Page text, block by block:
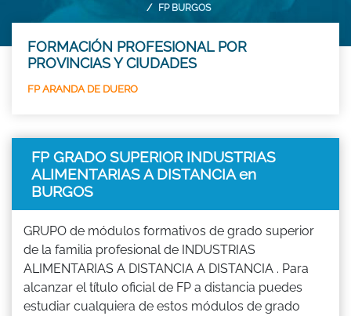
FP BURGOS
FORMACIÓN PROFESIONAL POR
PROVINCIAS Y CIUDADES
FP ARANDA DE DUERO
FP GRADO SUPERIOR INDUSTRIAS
ALIMENTARIAS A DISTANCIA en
BURGOS
GRUPO de módulos formativos de grado superior
de la familia profesional de INDUSTRIAS
ALIMENTARIAS A DISTANCIA A DISTANCIA . Para
alcanzar el título oficial de FP a distancia puedes
estudiar cualquiera de estos módulos de grado